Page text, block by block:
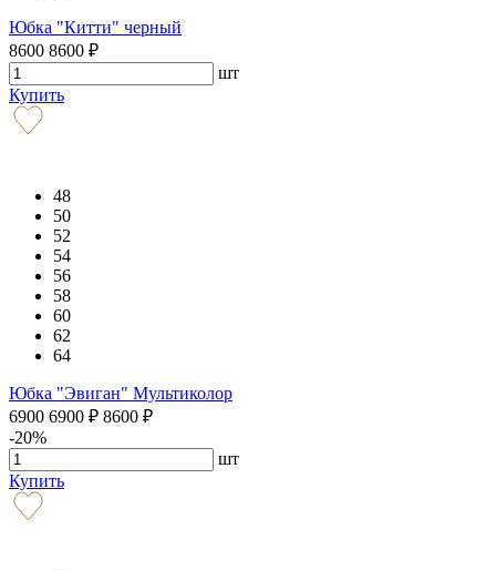
Юбка "Китти" черный
8600 8600 ₽
шт
Купить
48
50
52
54
56
58
60
62
64
Юбка "Эвиган" Мультиколор
6900 6900 ₽ 8600 ₽
-20%
шт
Купить